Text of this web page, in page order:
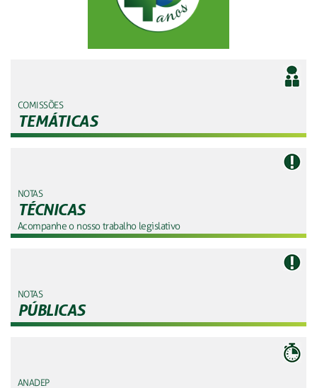
COMISSÕES
TEMÁTICAS
NOTAS
TÉCNICAS
Acompanhe o nosso trabalho legislativo
NOTAS
PÚBLICAS
ANADEP